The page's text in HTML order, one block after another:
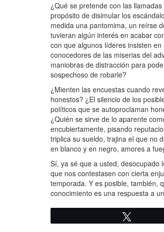
¿Qué se pretende con las
propósito de disimular los
medida una pantomima, un reírse
tuvieran algún interés en acabar
con que algunos líderes insisten
conocedores de las miserias del
maniobras de distracción para
sospechoso de robarle?
¿Mienten las encuestas cuando
honestos? ¿El silencio de los
políticos que se autoproclaman
¿Quién se sirve de lo aparente
encubiertamente, pisando
triplica su sueldo, trajina el que no
en blanco y en negro, amores a
Sí, ya sé que a usted, desocupado
que nos contestasen con cierta
temporada. Y es posible, también,
conocimiento es una respuesta a